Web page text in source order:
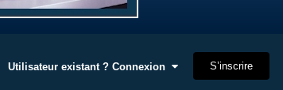
Utilisateur existant ? Connexion S’inscrire